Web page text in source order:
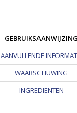
GEBRUIKSAANWIJZING
AANVULLENDE
WAARSCHUWING
INGREDIENTEN